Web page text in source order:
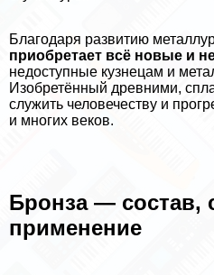
Благодаря развитию
приобретает всё новые и
недоступные кузнецам и
Изобретённый древними,
служить человечеству и
и многих веков.
Бронза — состав,
применение